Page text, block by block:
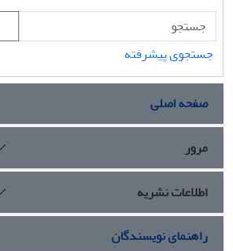
جستجوی پیشرفته
صفحه اصلی
مرور
اطلاعات نشریه
راهنمای نویسندگان